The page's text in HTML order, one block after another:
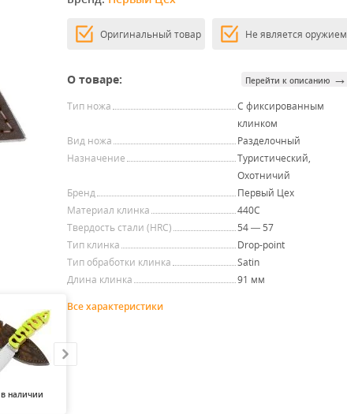
наличии
Оригинальный товар Не является оружием
О товаре: Перейти к описанию →
Тип ножа
С фиксированным
клинком
Вид ножа
Разделочный
Назначение
Туристический,
Охотничий
Бренд
Первый Цех
Материал клинка
440C
Твердость стали (HRC)
54 — 57
Тип клинка
Drop-point
Тип обработки клинка
Satin
Длина клинка
91 мм
Все характеристики